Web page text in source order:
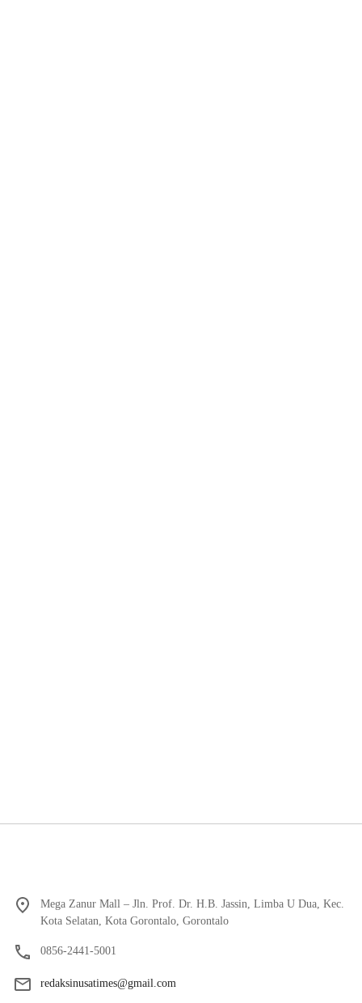
Mega Zanur Mall – Jln. Prof. Dr. H.B. Jassin, Limba U Dua, Kec.
Kota Selatan, Kota Gorontalo, Gorontalo
0856-2441-5001
redaksinusatimes@gmail.com